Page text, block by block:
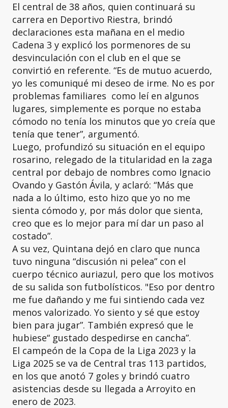
El central de 38 años, quien continuará su
carrera en Deportivo Riestra, brindó
declaraciones esta mañana en el medio
Cadena 3 y explicó los pormenores de su
desvinculación con el club en el que se
convirtió en referente. “Es de mutuo acuerdo,
yo les comuniqué mi deseo de irme. No es por
problemas familiares como leí en algunos
lugares, simplemente es porque no estaba
cómodo no tenía los minutos que yo creía que
tenía que tener”, argumentó.
Luego, profundizó su situación en el equipo
rosarino, relegado de la titularidad en la zaga
central por debajo de nombres como Ignacio
Ovando y Gastón Ávila, y aclaró: “Más que
nada a lo último, esto hizo que yo no me
sienta cómodo y, por más dolor que sienta,
creo que es lo mejor para mí dar un paso al
costado”.
A su vez, Quintana dejó en claro que nunca
tuvo ninguna “discusión ni pelea” con el
cuerpo técnico auriazul, pero que los motivos
de su salida son futbolísticos. "Eso por dentro
me fue dañando y me fui sintiendo cada vez
menos valorizado. Yo siento y sé que estoy
bien para jugar”. También expresó que le
hubiese“ gustado despedirse en cancha”.
El campeón de la Copa de la Liga 2023 y la
Liga 2025 se va de Central tras 113 partidos,
en los que anotó 7 goles y brindó cuatro
asistencias desde su llegada a Arroyito en
enero de 2023.